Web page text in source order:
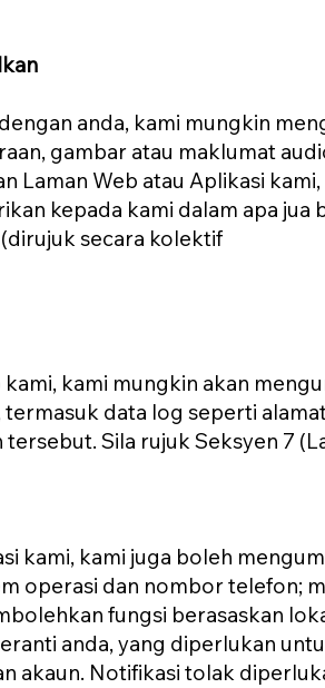
anda, kami mungkin
gambar atau maklumat
Laman Web atau Aplikasi
kepada kami dalam apa
secara kolektif
kami mungkin akan
data log seperti
Sila rujuk Seksyen 7
kami, kami juga boleh
operasi dan nombor telefon;
fungsi berasaskan
anda, yang diperlukan
akaun. Notifikasi tolak